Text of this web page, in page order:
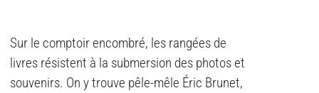
Sur le comptoir encombré, les rangées de
livres résistent à la submersion des photos et
souvenirs. On y trouve pêle-mêle Éric Brunet,